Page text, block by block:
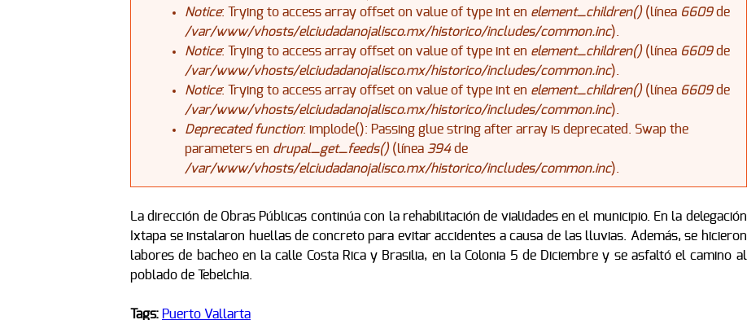
Notice: Trying to access array offset on value of type int en element_children()(línea 6609de
/var/www/vhosts/elciudadanojalisco.mx/historico/includes/common.inc).
Notice: Trying to access array offset on value of type int en element_children()(línea 6609de
/var/www/vhosts/elciudadanojalisco.mx/historico/includes/common.inc).
Notice: Trying to access array offset on value of type int en element_children()(línea 6609de
/var/www/vhosts/elciudadanojalisco.mx/historico/includes/common.inc).
Deprecated function: implode(): Passing glue string after array is deprecated. Swap the
parameters en drupal_get_feeds()(línea 394de
/var/www/vhosts/elciudadanojalisco.mx/historico/includes/common.inc).
La dirección de Obras Públicas continúa con la rehabilitación de vialidades en el municipio. En la delegación
Ixtapa se instalaron huellas de concreto para evitar accidentes a causa de las lluvias. Además, se hicieron
labores de bacheo en la calle Costa Rica y Brasilia, en la Colonia 5 de Diciembre y se asfaltó el camino al
poblado de Tebelchia.
Tags: Puerto Vallarta